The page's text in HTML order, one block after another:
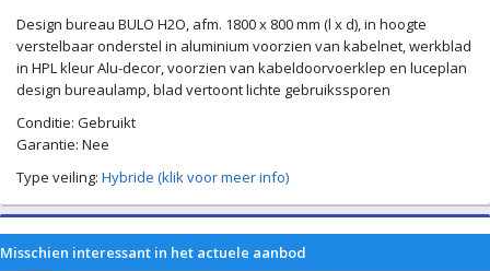
Design bureau BULO H2O, afm. 1800 x 800 mm (l x d), in hoogte
verstelbaar onderstel in aluminium voorzien van kabelnet, werkblad
in HPL kleur Alu-decor, voorzien van kabeldoorvoerklep en luceplan
design bureaulamp, blad vertoont lichte gebruikssporen
Conditie: Gebruikt
Garantie: Nee
Type veiling: Hybride (klik voor meer info)
Misschien interessant in het actuele aanbod